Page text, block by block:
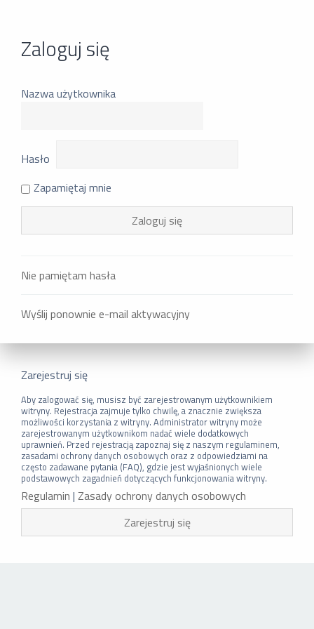
Zaloguj się
Nazwa użytkownika
Hasło
Zapamiętaj mnie
Nie pamiętam hasła
Wyślij ponownie e-mail aktywacyjny
Zarejestruj się
Aby zalogować się, musisz być zarejestrowanym użytkownikiem
witryny. Rejestracja zajmuje tylko chwilę, a znacznie zwiększa
możliwości korzystania z witryny. Administrator witryny może
zarejestrowanym użytkownikom nadać wiele dodatkowych
uprawnień. Przed rejestracją zapoznaj się z naszym regulaminem,
zasadami ochrony danych osobowych oraz z odpowiedziami na
często zadawane pytania (FAQ), gdzie jest wyjaśnionych wiele
podstawowych zagadnień dotyczących funkcjonowania witryny.
Regulamin | Zasady ochrony danych osobowych
Zarejestruj się